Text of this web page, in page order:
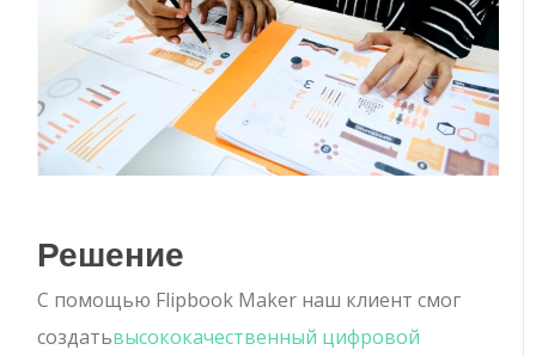
Решение
С помощью Flipbook Maker наш клиент смог
создатьвысококачественный цифровой